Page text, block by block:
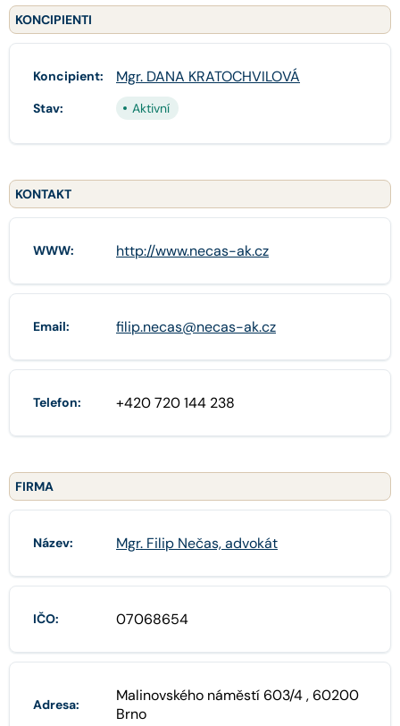
KONCIPIENTI
Koncipient: Mgr. DANA KRATOCHVILOVÁ
Stav: Aktivní
KONTAKT
WWW: http://www.necas-ak.cz
Email: filip.necas@necas-ak.cz
Telefon: +420 720 144 238
FIRMA
Název: Mgr. Filip Nečas, advokát
IČO: 07068654
Adresa:
Malinovského náměstí 603/4 , 60200
Brno